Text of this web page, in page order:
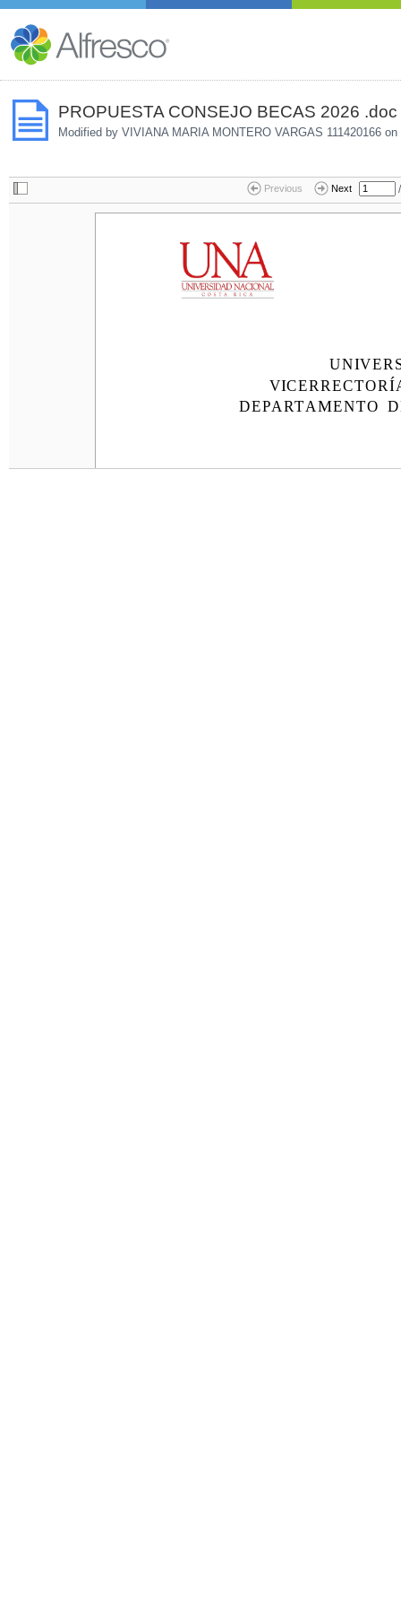
PROPUESTA CONSEJO BECAS 2026 .doc
Modified by VIVIANA MARIA MONTERO VARGAS 111420166 on
Previous Next /